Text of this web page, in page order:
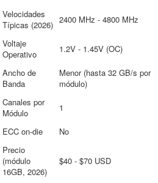
Velocidades
Típicas (2026) 2400 MHz - 4800 MHz
Voltaje
Operativo
1.2V - 1.45V (OC)
Ancho de
Banda
Menor (hasta 32 GB/s por
módulo)
Canales por
Módulo
1
ECC on-die No
Precio
(módulo
16GB, 2026)
$40 - $70 USD